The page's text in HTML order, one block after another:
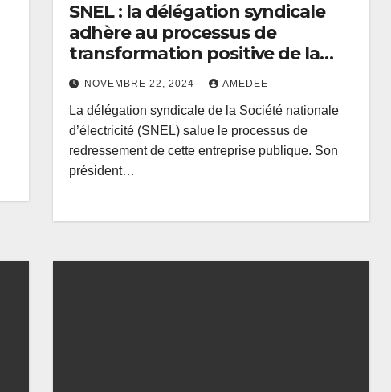
SNEL : la délégation syndicale
adhère au processus de
transformation positive de la
société
NOVEMBRE 22, 2024 AMEDEE
La délégation syndicale de la Société nationale
d’électricité (SNEL) salue le processus de
redressement de cette entreprise publique. Son
président…